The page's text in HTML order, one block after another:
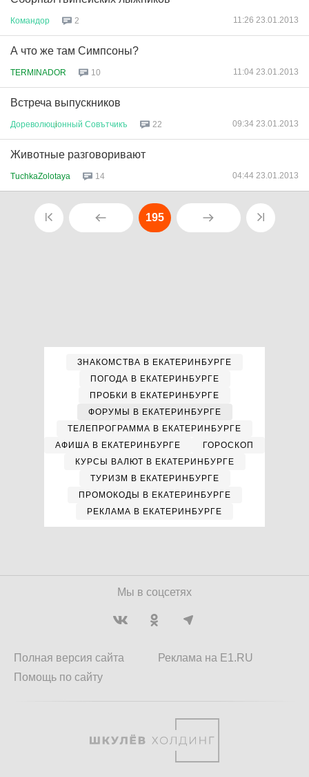
Командор 2 11:26 23.01.2013
А что же там Симпсоны?
TERMINADOR 10 11:04 23.01.2013
Встреча выпускников
Дореволюцiонный Совътчикъ 22 09:34 23.01.2013
Животные разговоривают
TuchkaZolotaya 14 04:44 23.01.2013
195
ЗНАКОМСТВА В ЕКАТЕРИНБУРГЕ
ПОГОДА В ЕКАТЕРИНБУРГЕ
ПРОБКИ В ЕКАТЕРИНБУРГЕ
ФОРУМЫ В ЕКАТЕРИНБУРГЕ
ТЕЛЕПРОГРАММА В ЕКАТЕРИНБУРГЕ
АФИША В ЕКАТЕРИНБУРГЕ
ГОРОСКОП
КУРСЫ ВАЛЮТ В ЕКАТЕРИНБУРГЕ
ТУРИЗМ В ЕКАТЕРИНБУРГЕ
ПРОМОКОДЫ В ЕКАТЕРИНБУРГЕ
РЕКЛАМА В ЕКАТЕРИНБУРГЕ
Мы в соцсетях
Полная версия сайта
Помощь по сайту
Реклама на E1.RU